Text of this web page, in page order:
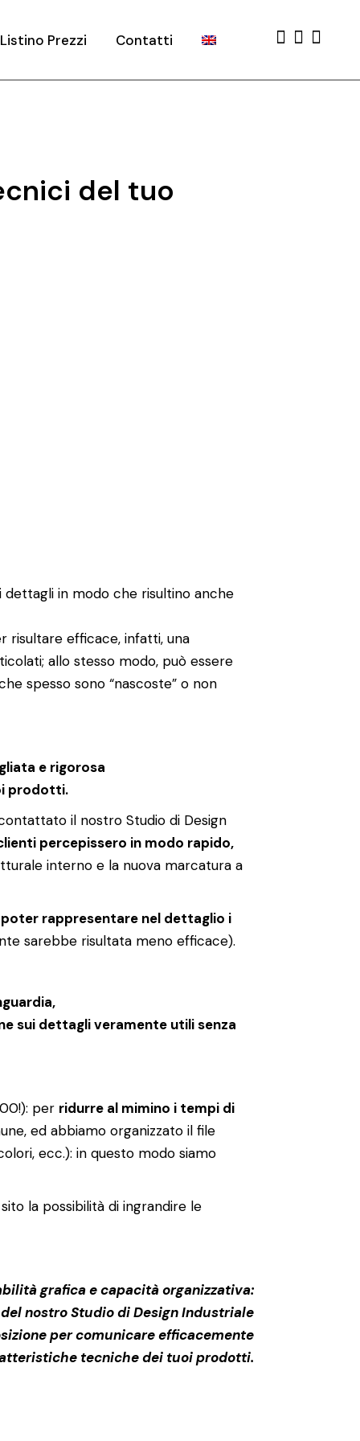
Listino Prezzi Contatti
del tuo
in modo che risultino anche
risultare efficace, infatti, una
allo stesso modo, può essere
spesso sono “nascoste” o non
e rigorosa
prodotti.
il nostro Studio di Design
percepissero in modo rapido,
interno e la nuova marcatura a
rappresentare nel dettaglio i
sarebbe risultata meno efficace).
sui dettagli veramente utili senza
per ridurre al mimino i tempi di
ed abbiamo organizzato il file
ecc.): in questo modo siamo
la possibilità di ingrandire le
grafica e capacità organizzativa:
nostro Studio di Design Industriale
per comunicare efficacemente
tecniche dei tuoi prodotti.